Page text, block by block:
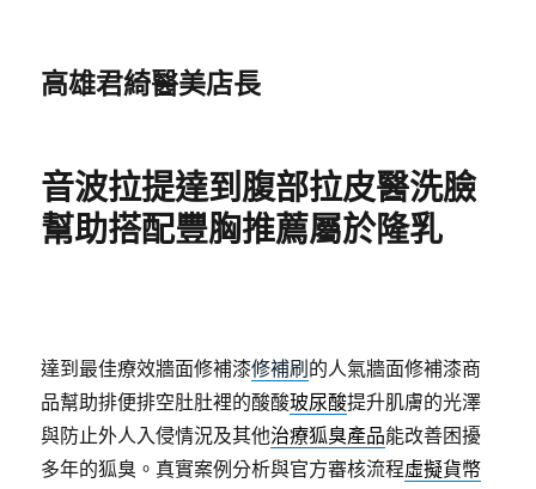
高雄君綺醫美店長
音波拉提達到腹部拉皮醫洗臉
幫助搭配豐胸推薦屬於隆乳
達到最佳療效牆面修補漆修補刷 的人氣牆面修補漆商
品幫助排便排空肚肚裡的酸酸玻尿酸提升肌膚的光澤
與防止外人入侵情況及其他治療狐臭產品能改善困擾
多年的狐臭。真實案例分析與官方審核流程虛擬貨幣